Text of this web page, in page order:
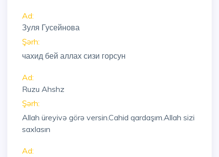
Ad:
Зуля Гусейнова
Şərh:
чахид бей аллах сизи горсун
Ad:
Ruzu Ahshz
Şərh:
Allah üreyivə görə versin.Cahid qardaşım.Allah sizi
saxlasın
Ad: